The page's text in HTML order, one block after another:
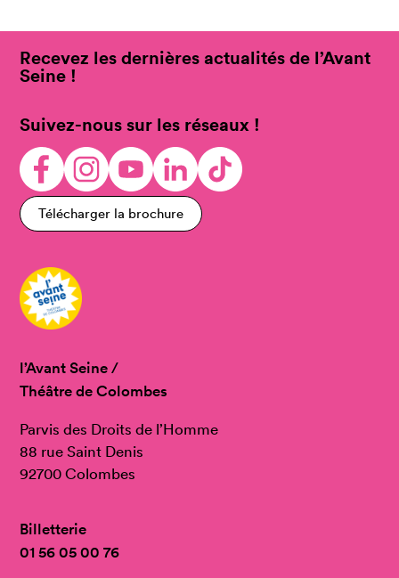
Recevez les dernières actualités de l’Avant
Seine !
Suivez-nous sur les réseaux !
Télécharger la brochure
l’Avant Seine /
Théâtre de Colombes
Parvis des Droits de l’Homme
88 rue Saint Denis
92700 Colombes
Billetterie
01 56 05 00 76